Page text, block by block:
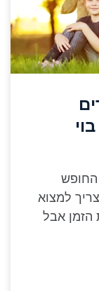
למצוא
אבל